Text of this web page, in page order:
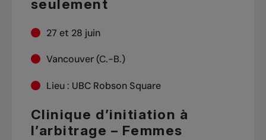
seulement
27 et 28 juin
Vancouver (C.-B.)
Lieu : UBC Robson Square
Clinique d’initiation à
l’arbitrage – Femmes